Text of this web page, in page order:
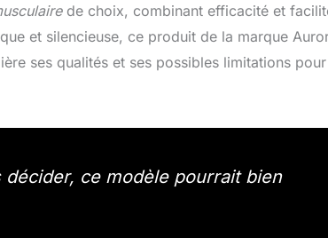
de choix, combinant efficacité et
et silencieuse, ce produit de la marque
ses qualités et ses possibles limitations pour
ce modèle pourrait bien